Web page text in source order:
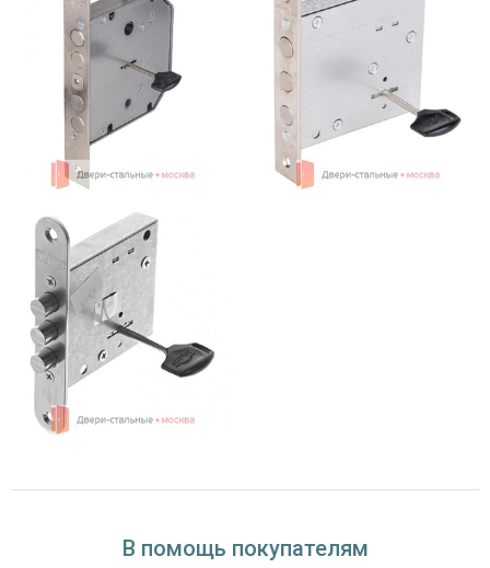
В помощь покупателям